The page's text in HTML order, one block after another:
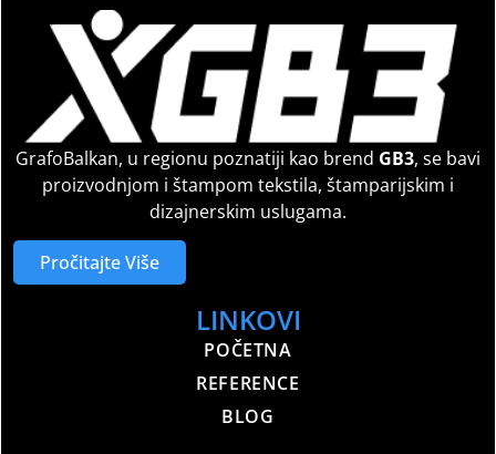
GrafoBalkan, u regionu poznatiji kao brend GB3, se bavi
proizvodnjom i štampom tekstila, štamparijskim i
dizajnerskim uslugama.
Pročitajte Više
LINKOVI
POČETNA
REFERENCE
BLOG